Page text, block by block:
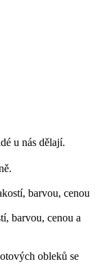
u nás dělají.
barvou, cenou a
obleků se